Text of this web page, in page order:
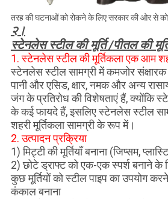
तरह की घटनाओं को रोकने के लिए सरकार की ओर से
२।
स्टेनलेस स्टील की मूर्ति /पीतल की
1. स्टेनलेस स्टील की मूर्तिकला एक आम
स्टेनलेस स्टील सामग्री में कमजोर संक्षारक
पानी और एसिड, क्षार, नमक और अन्य
जंग के प्रतिरोध की विशेषताएं हैं, क्योंकि
के कई फायदे हैं, इसलिए स्टेनलेस स्टील
शहरी मूर्तिकला सामग्री के रूप में।
2. उत्पादन प्रक्रिया
1) मिट्टी की मूर्तियाँ बनाना (जिप्सम,
2) छोटे ड्राफ्ट को एक-एक स्पर्श बनाने के
कुछ मूर्तियों को स्टील पाइप का उपयोग
कंकाल बनाना